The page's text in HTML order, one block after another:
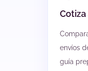
envíos
guía